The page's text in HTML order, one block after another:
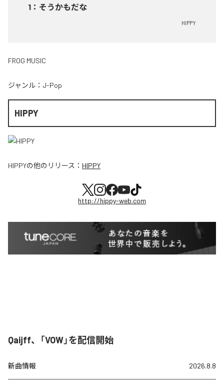
1 ： そうかもだな
HIPPY
FROG MUSIC
ジャンル： J-Pop
HIPPY
HIPPYの他のリリース： HIPPY
http://hippy-web.com
Qaijff、「VOW」を配信開始
新曲情報 2026.8.8